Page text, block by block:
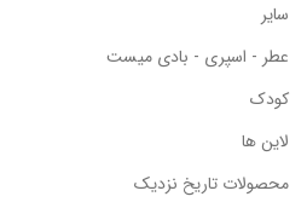
سایر
عطر - اسپری - بادی میست
کودک
لاین ها
محصولات تاریخ نزدیک